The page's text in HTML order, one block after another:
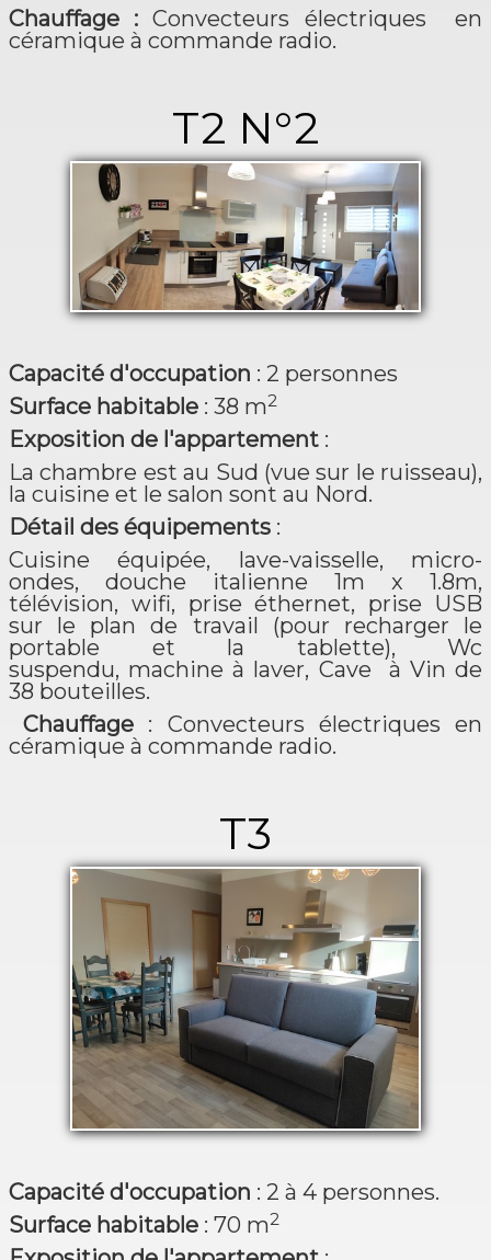
Chauffage : Convecteurs électriques en
céramique à commande radio.
T2 N°2
Capacité d'occupation : 2 personnes
Surface habitable : 38 m2
Exposition de l'appartement :
La chambre est au Sud (vue sur le ruisseau),
la cuisine et le salon sont au Nord.
Détail des équipements :
Cuisine équipée, lave-vaisselle, micro-
ondes, douche italienne 1m x 1.8m,
télévision, wifi, prise éthernet, prise USB
sur le plan de travail (pour recharger le
portable et la tablette), Wc
suspendu, machine à laver, Cave à Vin de
38 bouteilles.
Chauffage : Convecteurs électriques en
céramique à commande radio.
T3
Capacité d'occupation : 2 à 4 personnes.
Surface habitable : 70 m2